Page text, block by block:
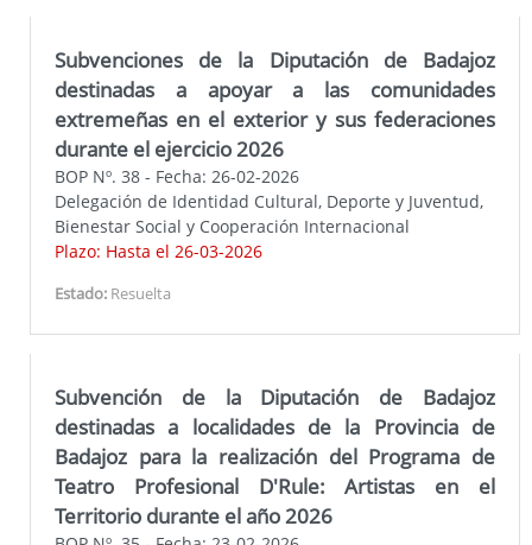
Subvenciones de la Diputación de Badajoz
destinadas a apoyar a las comunidades
extremeñas en el exterior y sus federaciones
durante el ejercicio 2026
BOP Nº. 38 - Fecha: 26-02-2026
Delegación de Identidad Cultural, Deporte y Juventud,
Bienestar Social y Cooperación Internacional
Plazo: Hasta el 26-03-2026
Estado: Resuelta
Subvención de la Diputación de Badajoz
destinadas a localidades de la Provincia de
Badajoz para la realización del Programa de
Teatro Profesional D'Rule: Artistas en el
Territorio durante el año 2026